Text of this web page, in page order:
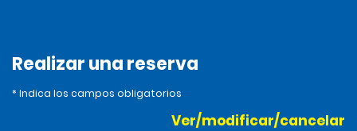
Realizar una reserva
* Indica los campos obligatorios
Ver/modificar/cancelar